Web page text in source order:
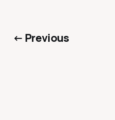
← Previous